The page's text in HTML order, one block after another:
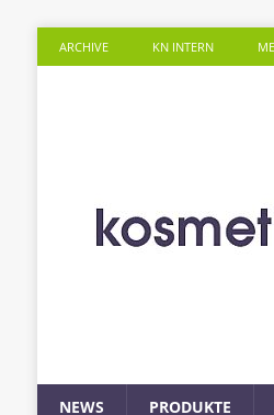
ARCHIVE KN INTERN
NEWS PRODUKTE